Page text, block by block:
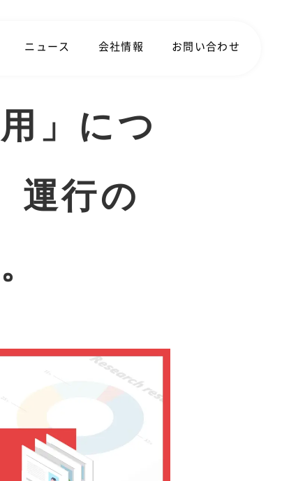
ニュース 会社情報 お問い合わせ
」につ
運行の